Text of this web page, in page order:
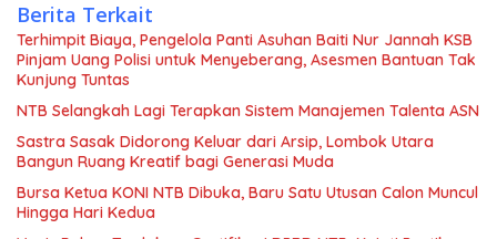
Berita Terkait
Terhimpit Biaya, Pengelola Panti Asuhan Baiti Nur Jannah KSB
Pinjam Uang Polisi untuk Menyeberang, Asesmen Bantuan Tak
Kunjung Tuntas
NTB Selangkah Lagi Terapkan Sistem Manajemen Talenta ASN
Sastra Sasak Didorong Keluar dari Arsip, Lombok Utara
Bangun Ruang Kreatif bagi Generasi Muda
Bursa Ketua KONI NTB Dibuka, Baru Satu Utusan Calon Muncul
Hingga Hari Kedua